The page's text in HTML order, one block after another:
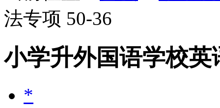
法专项 50-36
小学升外国语学校英
*